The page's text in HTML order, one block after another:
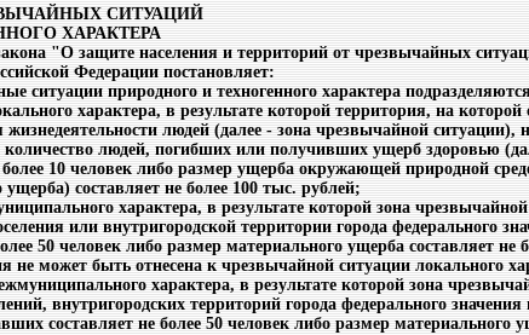
СИТУАЦИЙ
ХАРАКТЕРА
"О защите населения и территорий от чрезвычайных
Федерации постановляет:
ситуации природного и техногенного характера
характера, в результате которой территория, на
людей (далее - зона чрезвычайной ситуации),
людей, погибших или получивших ущерб здоровью
10 человек либо размер ущерба окружающей природной
составляет не более 100 тыс. рублей;
характера, в результате которой зона
или внутригородской территории города федерального
50 человек либо размер материального ущерба составляет не
не может быть отнесена к чрезвычайной ситуации локального
характера, в результате которой зона
внутригородских территорий города федерального
составляет не более 50 человек либо размер материального